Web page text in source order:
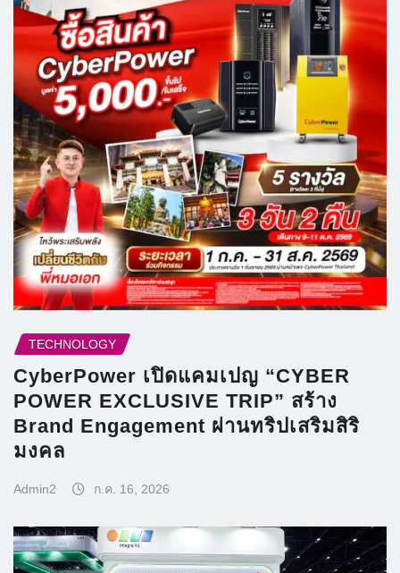
TECHNOLOGY
CyberPower เปิดแคมเปญ “CYBER
POWER EXCLUSIVE TRIP” สร้าง
Brand Engagement ผ่านทริปเสริมสิริ
มงคล
Admin2 ก.ค. 16, 2026